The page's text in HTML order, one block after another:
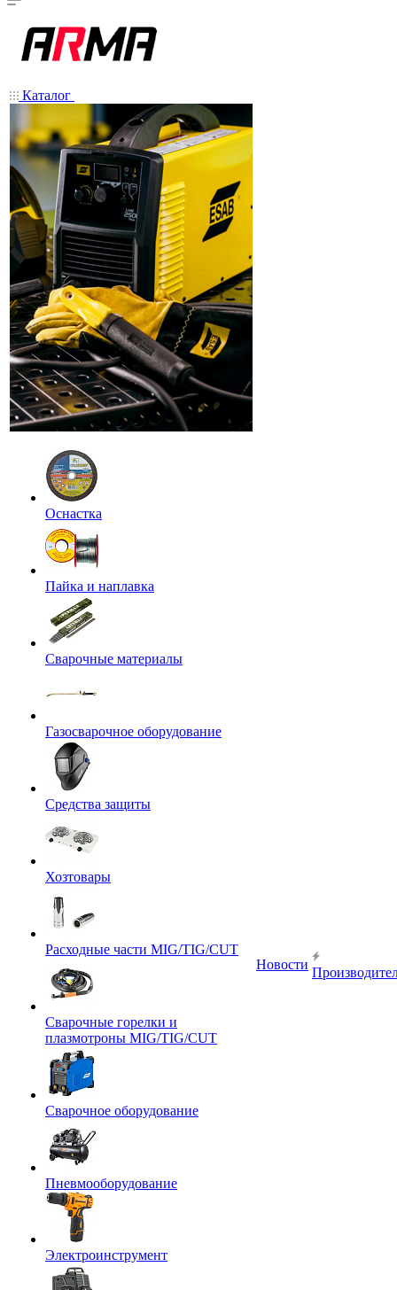
Каталог
Оснастка
Пайка и наплавка
Сварочные материалы
Газосварочное оборудование
Средства защиты
Хозтовары
Расходные части MIG/TIG/CUT
Сварочные горелки и
плазмотроны MIG/TIG/CUT
Сварочное оборудование
Пневмооборудование
Электроинструмент
Новости